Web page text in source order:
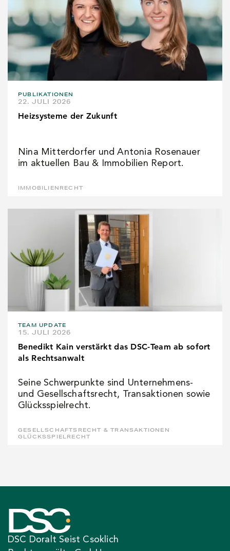
PUBLIKATIONEN
22. JULI 2026
Heizsysteme der Zukunft
Nina Mitterdorfer und Antonia Rosenauer
im aktuellen Bau & Immobilien Report.
IMMOBILIENRECHT
TEAM UPDATE
15. JULI 2026
Benedikt Kain verstärkt das DSC-Team ab sofort
als Rechtsanwalt
Seine Schwerpunkte sind Unternehmens-
und Gesellschaftsrecht, Transaktionen sowie
Glücksspielrecht.
GESELLSCHAFTSRECHT & TRANSAKTIONEN
GLÜCKSSPIELRECHT
DSC Doralt Seist Csoklich